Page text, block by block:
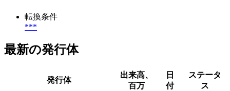
転換条件
***
最新の発行体
発行体
出来高、
百万
日
付
ステータ
ス